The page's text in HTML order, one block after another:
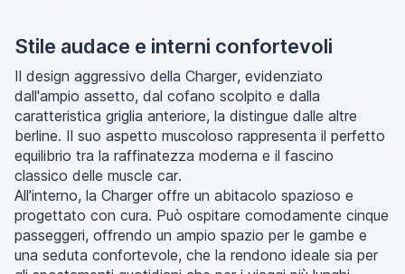
Stile audace e interni confortevoli
Il design aggressivo della Charger, evidenziato
dall'ampio assetto, dal cofano scolpito e dalla
caratteristica griglia anteriore, la distingue dalle altre
berline. Il suo aspetto muscoloso rappresenta il perfetto
equilibrio tra la raffinatezza moderna e il fascino
classico delle muscle car.
All'interno, la Charger offre un abitacolo spazioso e
progettato con cura. Può ospitare comodamente cinque
passeggeri, offrendo un ampio spazio per le gambe e
una seduta confortevole, che la rendono ideale sia per